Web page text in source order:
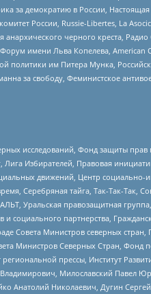
за демократию в России,
России, Russie-Libertes, La
черного креста,
имени Льва Копелева,
им Питера Мунка,
за свободу, Феминистское
исследований, Фонд защиты
Избирателей, Правовая
движений, Центр
Серебряная тайга, Так-Так-Так,
Уральская правозащитная
социального партнерства,
Министров северных стран,
Министров Северных Стран, Фонд
прессы, Институт
Владимирович, Милославский
Анатолий Николаевич, Дугин